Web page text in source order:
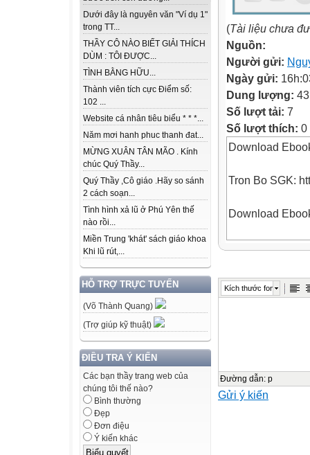
Dưới đây là nguyên văn "Ví dụ 1"
trong TT...
THẦY CÔ NÀO BIẾT GIẢI THÍCH
DÙM : TÔI ĐƯỢC...
TÌNH BẰNG HỮU...
Thành viên tích cực Điểm số:
102 ...
Website cá nhân tiêu biểu * * *...
Năm mơi hanh phuc thanh đat...
MỪNG XUÂN TÂN MÃO . Kính
chúc Quý Thầy...
Quý Thầy ,Cô giáo .Hãy so sánh
2 cách soạn...
Tình hình xả lũ ở Phú Yên thế
nào rồi...
Miền Trung 'khát' sách giáo khoa
Khi lũ rút,...
HỖ TRỢ TRỰC TUYẾN
(Võ Thành Quang)
(Trợ giúp kỹ thuật)
ĐIỀU TRA Ý KIẾN
Các bạn thầy trang web của
chúng tôi thế nào?
Bình thường
Đẹp
Đơn điệu
Ý kiến khác
(Tài liệu chưa
Nguồn:
Người gửi:
Ngày gửi:
Dung lượng:
Số lượt tải: 7
Số lượt thích: 0
Download
Tron Bo SGK:
Download
Download
Tron Bo SGK:
Kích thước font
Đường dẫn: p
Gửi ý kiến